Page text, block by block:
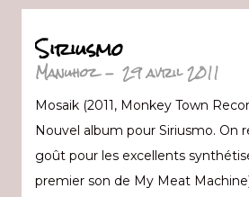
Siriusmo
Manuhoz- 29 avril 2011
Mosaik (2011, Monkey Town
Nouvel album pour Siriusmo. On
goût pour les excellents
premier son de My Meat